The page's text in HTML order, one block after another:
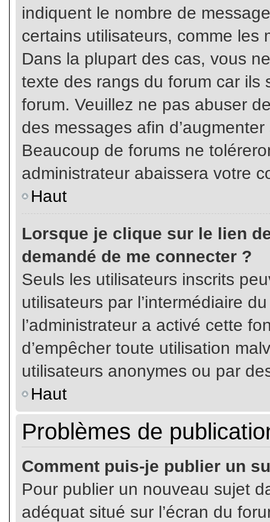
indiquent le nombre de
certains utilisateurs, comme les
Dans la plupart des cas, vous
texte des rangs du forum car ils
forum. Veuillez ne pas abuser
des messages afin
Beaucoup de forums ne
administrateur abaissera votre
Haut
Lorsque je clique sur le lien
demandé de me connecter ?
Seuls les utilisateurs inscrits
utilisateurs par l’intermédiaire
l’administrateur a activé cette
d’empêcher toute utilisation
utilisateurs anonymes ou par
Haut
Problèmes de
Comment puis-je publier un
Pour publier un nouveau sujet
adéquat situé sur l’écran du